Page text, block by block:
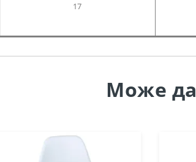
17
Може да